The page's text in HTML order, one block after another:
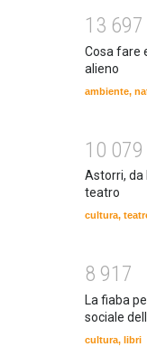
1 3 697
Cosa fare
alieno
ambiente,
1 0 079
Astorri, da
teatro
cultura,
8 91 7
La fiaba
sociale
cultura, libri